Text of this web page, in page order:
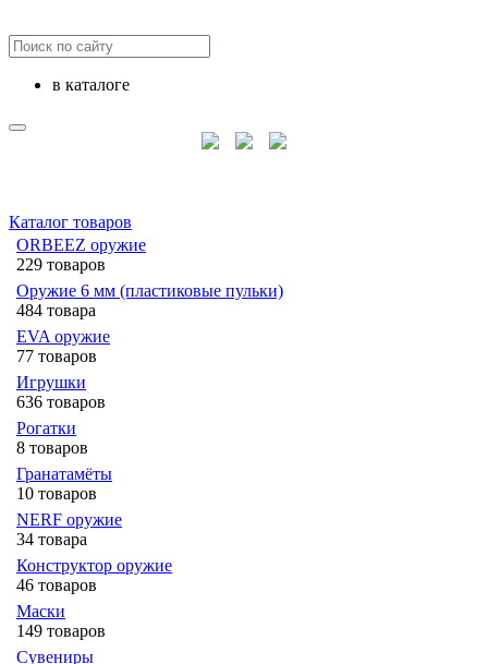
в каталоге
Каталог товаров
ORBEEZ оружие
229 товаров
Оружие 6 мм (пластиковые пульки)
484 товара
EVA оружие
77 товаров
Игрушки
636 товаров
Рогатки
8 товаров
Гранатамёты
10 товаров
NERF оружие
34 товара
Конструктор оружие
46 товаров
Маски
149 товаров
Сувениры